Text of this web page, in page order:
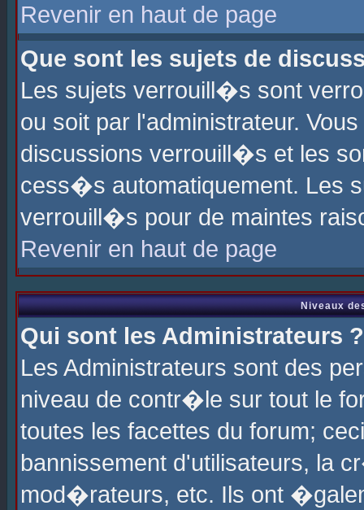
Revenir en haut de page
Que sont les sujets de
Les sujets verrouill�s sont
ou soit par l'administrateur.
discussions verrouill�s et les
cess�s automatiquement. Les
verrouill�s pour de maintes
Revenir en haut de page
Niveaux
Qui sont les Administrateurs ?
Les Administrateurs sont des
niveau de contr�le sur tout le
toutes les facettes du forum;
bannissement d'utilisateurs, la
mod�rateurs, etc. Ils ont